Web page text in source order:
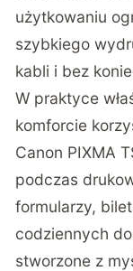
użytkowaniu
szybkiego
kabli i bez
W praktyce
komforcie
Canon PIXMA
podczas
formularzy,
codziennych
stworzone z